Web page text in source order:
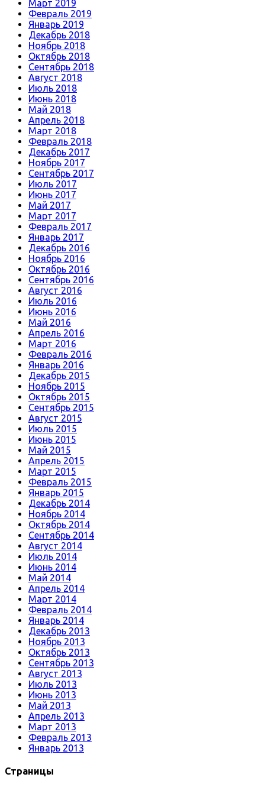
Март 2019
Февраль 2019
Январь 2019
Декабрь 2018
Ноябрь 2018
Октябрь 2018
Сентябрь 2018
Август 2018
Июль 2018
Июнь 2018
Май 2018
Апрель 2018
Март 2018
Февраль 2018
Декабрь 2017
Ноябрь 2017
Сентябрь 2017
Июль 2017
Июнь 2017
Май 2017
Март 2017
Февраль 2017
Январь 2017
Декабрь 2016
Ноябрь 2016
Октябрь 2016
Сентябрь 2016
Август 2016
Июль 2016
Июнь 2016
Май 2016
Апрель 2016
Март 2016
Февраль 2016
Январь 2016
Декабрь 2015
Ноябрь 2015
Октябрь 2015
Сентябрь 2015
Август 2015
Июль 2015
Июнь 2015
Май 2015
Апрель 2015
Март 2015
Февраль 2015
Январь 2015
Декабрь 2014
Ноябрь 2014
Октябрь 2014
Сентябрь 2014
Август 2014
Июль 2014
Июнь 2014
Май 2014
Апрель 2014
Март 2014
Февраль 2014
Январь 2014
Декабрь 2013
Ноябрь 2013
Октябрь 2013
Сентябрь 2013
Август 2013
Июль 2013
Июнь 2013
Май 2013
Апрель 2013
Март 2013
Февраль 2013
Январь 2013
Страницы